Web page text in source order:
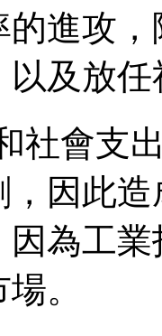
進攻
及放
社會支
，因此
為工
。